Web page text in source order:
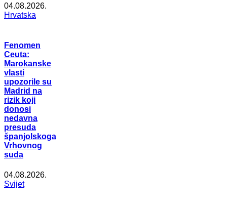
04.08.2026.
Hrvatska
Fenomen
Ceuta:
Marokanske
vlasti
upozorile su
Madrid na
rizik koji
donosi
nedavna
presuda
španjolskoga
Vrhovnog
suda
04.08.2026.
Svijet